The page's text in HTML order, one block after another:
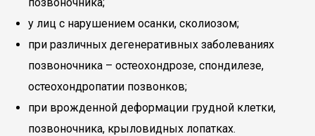
у лиц с нарушением осанки, сколиозом;
при различных дегенеративных заболеваниях
позвоночника – остеохондрозе, спондилезе,
остеохондропатии позвонков;
при врожденной деформации грудной клетки,
позвоночника, крыловидных лопатках.